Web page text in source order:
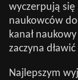
wyczerpują
naukowców
kanał
zaczyna
Najlepszym